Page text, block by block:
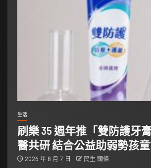
生活
刷樂 35 週年推「雙防護牙
醫共研 結合公益助弱勢孩
2026 年 8 月 7 日 民生 頭條